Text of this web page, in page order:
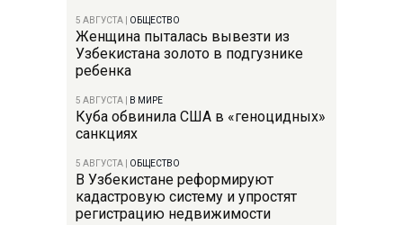
5 АВГУСТА ОБЩЕСТВО
Женщина пыталась вывезти из
Узбекистана золото в подгузнике
ребенка
5 АВГУСТА В МИРЕ
Куба обвинила США в «геноцидных»
санкциях
5 АВГУСТА ОБЩЕСТВО
В Узбекистане реформируют
кадастровую систему и упростят
регистрацию недвижимости